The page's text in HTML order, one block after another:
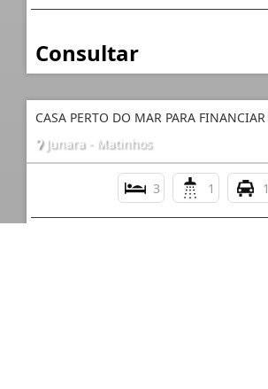
Consultar
CASA PERTO DO MAR PARA FINANCIAR
Junara - Matinhos
3 1 1